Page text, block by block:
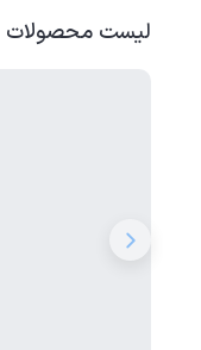
لیست محصولات